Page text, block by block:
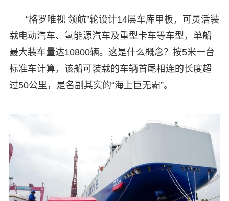
“格罗唯视 领航”轮设计14层车库甲板，可灵活装
载电动汽车、氢能源汽车及重型卡车等车型，单船
最大装车量达10800辆。这是什么概念？按5米一台
标准车计算，该船可装载的车辆首尾相连的长度超
过50公里，是名副其实的“海上巨无霸”。